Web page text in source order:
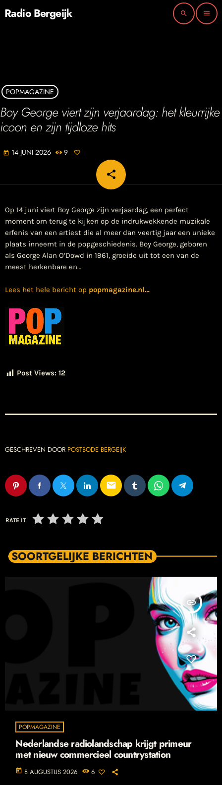
Radio Bergeijk search menu
POPMAGAZINE
Boy George viert zijn verjaardag: het kleurrijke
icoon en zijn tijdloze hits
today 14 JUNI 2026 9
share
email
Op 14 juni viert Boy George zijn verjaardag, een perfect
moment om terug te kijken op de indrukwekkende muzikale
erfenis van een artiest die al meer dan veertig jaar een unieke
plaats inneemt in de popgeschiedenis. Boy George, geboren
als George Alan O’Dowd in 1961, groeide uit tot een van de
meest herkenbare en…
Lees het hele bericht op popmagazine.nl…
Post Views: 12
GESCHREVEN DOOR POSTBODE BERGEIJK
email
RATE IT
SOORTGELIJKE BERICHTEN
insert_link
POPMAGAZINE
Nederlandse radiolandschap krijgt primeur
met nieuw commercieel countrystation
today 8 AUGUSTUS 2026 6